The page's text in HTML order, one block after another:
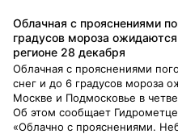
Облачная с прояснениями
градусов мороза
регионе 28 декабря
Облачная с прояснениями
снег и до 6 градусов мороза
Москве и Подмосковье в
Об этом сообщает
«Облачно с прояснениями.